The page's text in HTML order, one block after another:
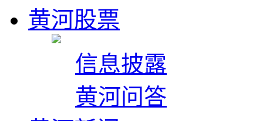
黄河股票
信息披露
黄河问答